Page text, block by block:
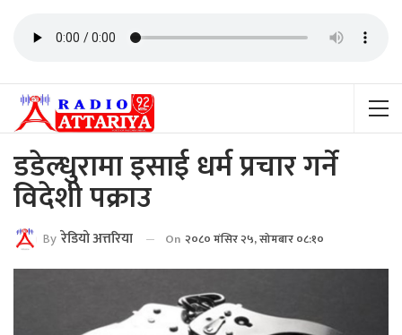
डडेल्धुरामा इसाई धर्म प्रचार गर्ने
विदेशी पक्राउ
By रेडियाे अत्तरिया On २०८० मंसिर २५, सोमबार ०८:१०